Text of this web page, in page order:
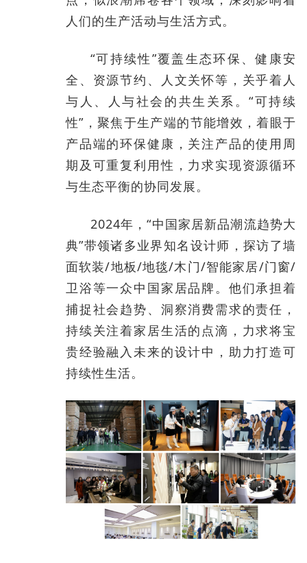
人们的生产活动与生活方式。
“可持续性”覆盖生态环保、健康安
全、资源节约、人文关怀等，关乎着人
与人、人与社会的共生关系。“可持续
性”，聚焦于生产端的节能增效，着眼于
产品端的环保健康，关注产品的使用周
期及可重复利用性，力求实现资源循环
与生态平衡的协同发展。
2024年，“中国家居新品潮流趋势大
典”带领诸多业界知名设计师，探访了墙
面软装/地板/地毯/木门/智能家居/门窗/
卫浴等一众中国家居品牌。他们承担着
捕捉社会趋势、洞察消费需求的责任，
持续关注着家居生活的点滴，力求将宝
贵经验融入未来的设计中，助力打造可
持续性生活。